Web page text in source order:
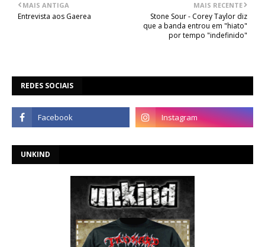
MAIS RECENTE
Stone Sour - Corey Taylor diz
que a banda entrou em "hiato"
por tempo "indefinido"
MAIS ANTIGA
Entrevista aos Gaerea
REDES SOCIAIS
UNKIND